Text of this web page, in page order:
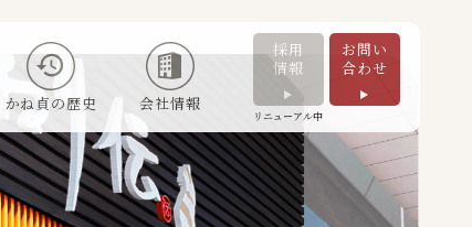
かね貞の歴史 会社情報
採用
情報
リニューアル中
お問い
合わせ